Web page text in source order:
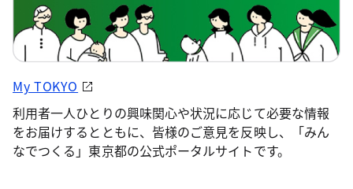
My TOKYO
利用者一人ひとりの興味関心や状況に応じて必要な情報
をお届けするとともに、皆様のご意見を反映し、「みん
なでつくる」東京都の公式ポータルサイトです。